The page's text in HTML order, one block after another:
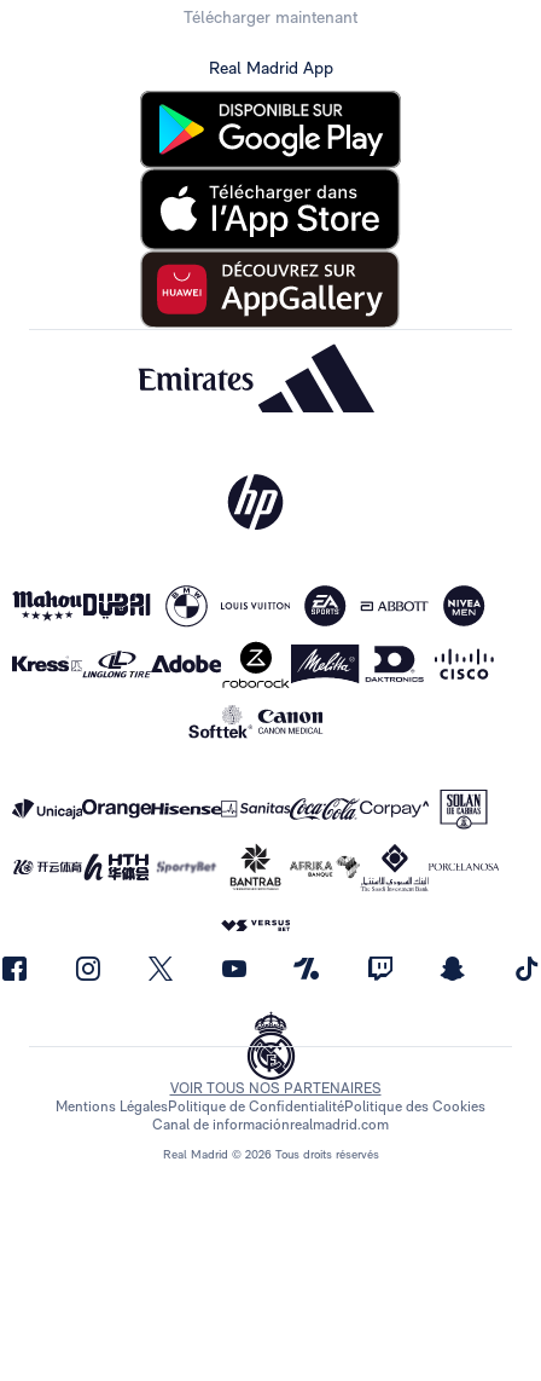
Télécharger maintenant
Real Madrid App
Real Madrid © 2026 Tous droits réservés
VOIR TOUS NOS PARTENAIRES
Mentions LégalesPolitique de ConfidentialitéPolitique des Cookies
Canal de informaciónrealmadrid.com